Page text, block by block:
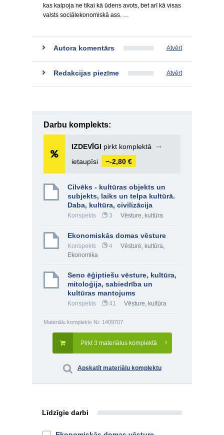
kas kalpoja ne tikai kā ūdens avots, bet arī kā visas
valsts sociālekonomiskā ass. …
Autora komentārs Atvērt
Redakcijas piezīme Atvērt
Darbu komplekts:
IZDEVĪGI pirkt komplektā
➞
ietaupīsi
−-2,80 €
Cilvēks - kultūras objekts un
subjekts, laiks un telpa kultūrā.
Daba, kultūra, civilizācija
Konspekts 3 Vēsture, kultūra
Ekonomiskās domas vēsture
Konspekts 4 Vēsture, kultūra,
Ekonomika
Seno ēģiptiešu vēsture, kultūra,
mitoloģija, sabiedrība un
kultūras mantojums
Konspekts 41 Vēsture, kultūra
Materiālu komplekts Nr. 1409707
Pirkt 3 materiālus komplektā
Apskatīt materiālu komplektu
Līdzīgie darbi